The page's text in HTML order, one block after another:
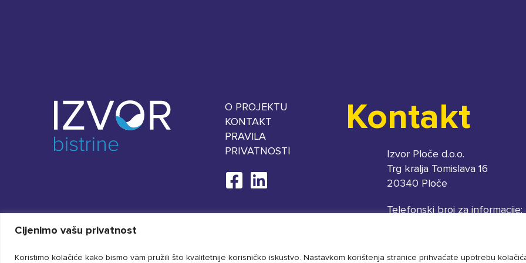
Cijenimo vašu privatnost
Koristimo kolačiće kako bismo vam pružili što kvalitetnije korisničko iskustvo. Nastavkom korištenja stranice prihvaćate upotrebu
O PROJEKTU
KONTAKT
PRAVILA
PRIVATNOSTI
Kontakt
Izvor Ploče d.o.o.
Trg kralja Tomislava 16
20340 Ploče
Telefonski broj za informacije: